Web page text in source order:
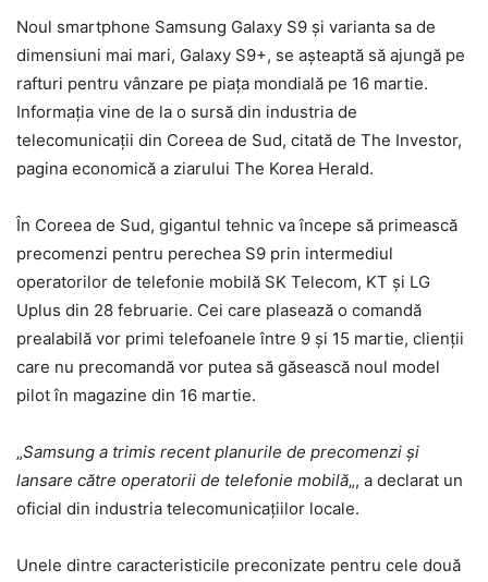
Noul smartphone Samsung Galaxy S9 și varianta sa de
dimensiuni mai mari, Galaxy S9+, se așteaptă să ajungă pe
rafturi pentru vânzare pe piața mondială pe 16 martie.
Informația vine de la o sursă din industria de
telecomunicații din Coreea de Sud, citată de The Investor,
pagina economică a ziarului The Korea Herald.
În Coreea de Sud, gigantul tehnic va începe să primească
precomenzi pentru perechea S9 prin intermediul
operatorilor de telefonie mobilă SK Telecom, KT și LG
Uplus din 28 februarie. Cei care plasează o comandă
prealabilă vor primi telefoanele între 9 și 15 martie, clienții
care nu precomandă vor putea să găsească noul model
pilot în magazine din 16 martie.
„Samsung a trimis recent planurile de precomenzi și
lansare către operatorii de telefonie mobilă„, a declarat un
oficial din industria telecomunicațiilor locale.
Unele dintre caracteristicile preconizate pentru cele două